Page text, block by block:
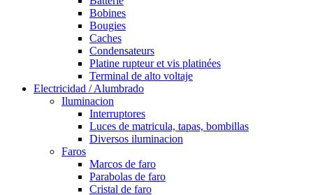
Bobines
Bougies
Caches
Condensateurs
Platine rupteur et vis platinées
Terminal de alto voltaje
Electricidad / Alumbrado
Iluminacion
Interruptores
Luces de matricula, tapas, bombillas
Diversos iluminacion
Faros
Marcos de faro
Parabolas de faro
Cristal de faro